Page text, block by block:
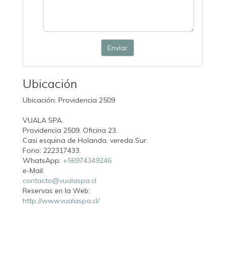
Enviar
Ubicación
Ubicación: Providencia 2509
VUALA SPA.
Providencia 2509. Oficina 23.
Casi esquina de Holanda, vereda Sur.
Fono: 222317433.
WhatsApp: +56974349246
e-Mail:
contacto@vualaspa.cl
Reservas en la Web:
http://www.vualaspa.cl/